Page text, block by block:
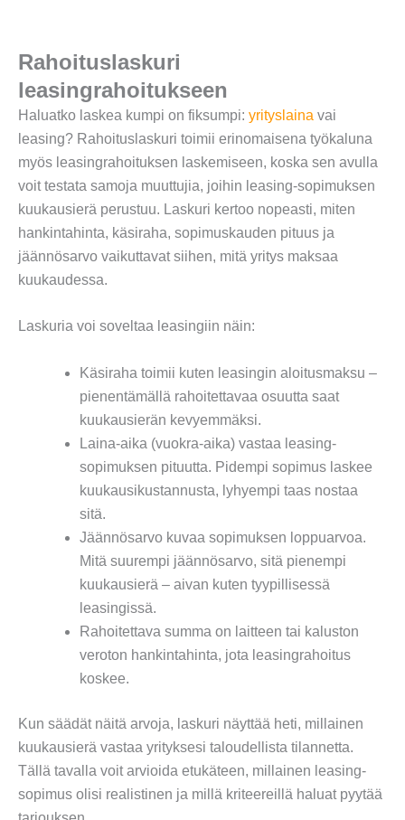
Rahoituslaskuri
leasingrahoitukseen
Haluatko laskea kumpi on fiksumpi: yrityslaina vai
leasing? Rahoituslaskuri toimii erinomaisena työkaluna
myös leasingrahoituksen laskemiseen, koska sen avulla
voit testata samoja muuttujia, joihin leasing-sopimuksen
kuukausierä perustuu. Laskuri kertoo nopeasti, miten
hankintahinta, käsiraha, sopimuskauden pituus ja
jäännösarvo vaikuttavat siihen, mitä yritys maksaa
kuukaudessa.
Laskuria voi soveltaa leasingiin näin:
Käsiraha toimii kuten leasingin aloitusmaksu –
pienentämällä rahoitettavaa osuutta saat
kuukausierän kevyemmäksi.
Laina-aika (vuokra-aika) vastaa leasing-
sopimuksen pituutta. Pidempi sopimus laskee
kuukausikustannusta, lyhyempi taas nostaa
sitä.
Jäännösarvo kuvaa sopimuksen loppuarvoa.
Mitä suurempi jäännösarvo, sitä pienempi
kuukausierä – aivan kuten tyypillisessä
leasingissä.
Rahoitettava summa on laitteen tai kaluston
veroton hankintahinta, jota leasingrahoitus
koskee.
Kun säädät näitä arvoja, laskuri näyttää heti, millainen
kuukausierä vastaa yrityksesi taloudellista tilannetta.
Tällä tavalla voit arvioida etukäteen, millainen leasing-
sopimus olisi realistinen ja millä kriteereillä haluat pyytää